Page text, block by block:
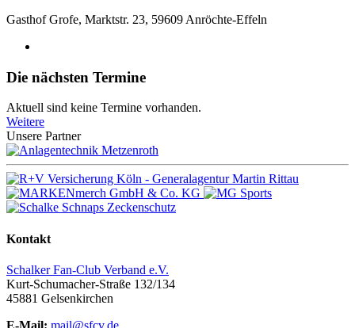
Gasthof Grofe, Marktstr. 23, 59609 Anröchte-Effeln
Die nächsten Termine
Aktuell sind keine Termine vorhanden.
Weitere
Unsere Partner
Kontakt
Schalker Fan-Club Verband e.V.
Kurt-Schumacher-Straße 132/134
45881 Gelsenkirchen
E-Mail: mail@sfcv.de